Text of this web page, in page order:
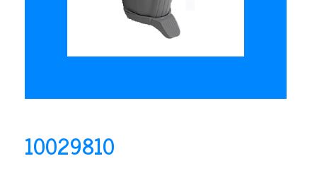
10029810